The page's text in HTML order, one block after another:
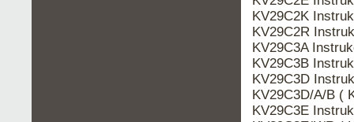
KV29C2K
KV29C2R
KV29C3A
KV29C3B
KV29C3D
KV29C3D/A/B (
KV29C3E